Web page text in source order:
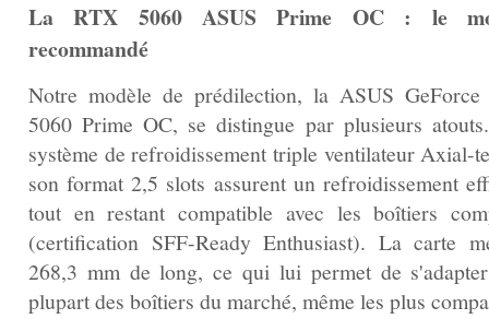
La RTX 5060 ASUS Prime OC : le
recommandé
Notre modèle de prédilection, la ASUS
5060 Prime OC, se distingue par plusieurs
système de refroidissement triple ventilateur Axial-
son format 2,5 slots assurent un refroidissement
tout en restant compatible avec les boîtiers
(certification SFF-Ready Enthusiast). La carte
268,3 mm de long, ce qui lui permet de
plupart des boîtiers du marché, même les plus